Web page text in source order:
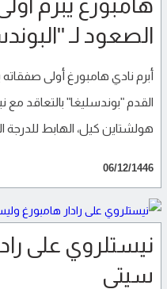
هامبورغ يبرم
الصعود لـ
أبرم نادي هامبورغ أولى
القدم "بوندسليغا" بالتعاقد
هولشتاين كيل، الهابط للدرجة
06/12/1446
نيستلروي على
سيتي